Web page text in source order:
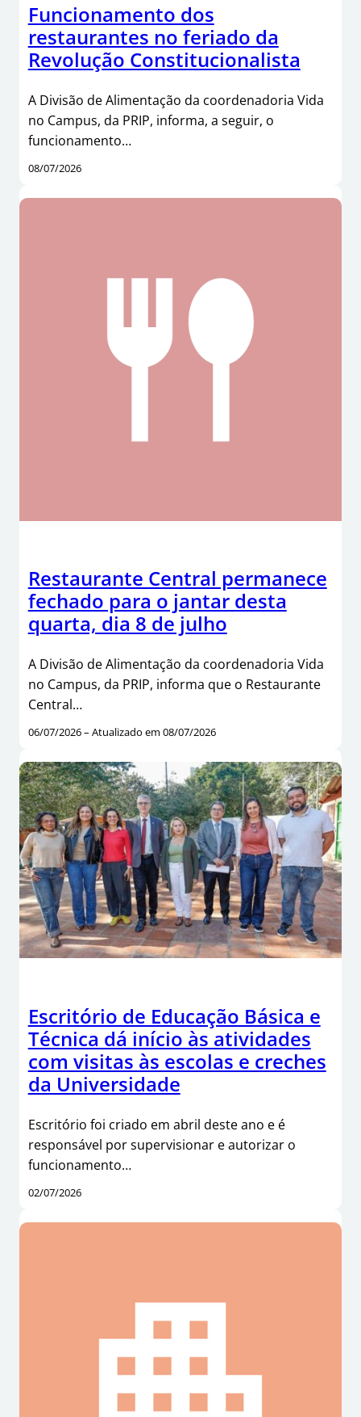
Funcionamento dos
restaurantes no feriado da
Revolução Constitucionalista
A Divisão de Alimentação da coordenadoria Vida
no Campus, da PRIP, informa, a seguir, o
funcionamento…
08/07/2026
Restaurante Central permanece
fechado para o jantar desta
quarta, dia 8 de julho
A Divisão de Alimentação da coordenadoria Vida
no Campus, da PRIP, informa que o Restaurante
Central…
06/07/2026 – Atualizado em 08/07/2026
Escritório de Educação Básica e
Técnica dá início às atividades
com visitas às escolas e creches
da Universidade
Escritório foi criado em abril deste ano e é
responsável por supervisionar e autorizar o
funcionamento…
02/07/2026